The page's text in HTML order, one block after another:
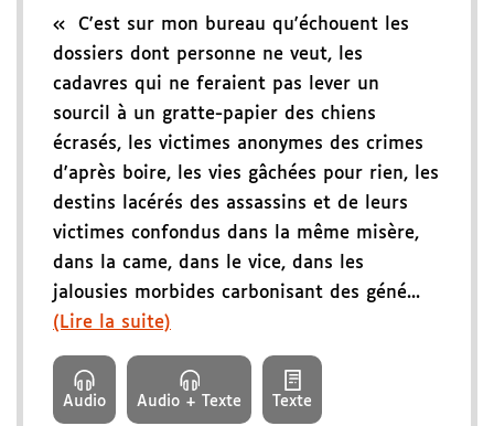
« C'est sur mon bureau qu'échouent les
dossiers dont personne ne veut, les
cadavres qui ne feraient pas lever un
sourcil à un gratte-papier des chiens
écrasés, les victimes anonymes des crimes
d'après boire, les vies gâchées pour rien, les
destins lacérés des assassins et de leurs
victimes confondus dans la même misère,
dans la came, dans le vice, dans les
jalousies morbides carbonisant des géné...
(Lire la suite)
Audio Audio + Texte Texte